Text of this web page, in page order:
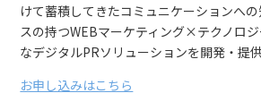
けて蓄積してきたコミュニケーションへ
スの持つWEBマーケティング×テクノロ
なデジタルPRソリューションを開発・提供
お申し込みはこちら